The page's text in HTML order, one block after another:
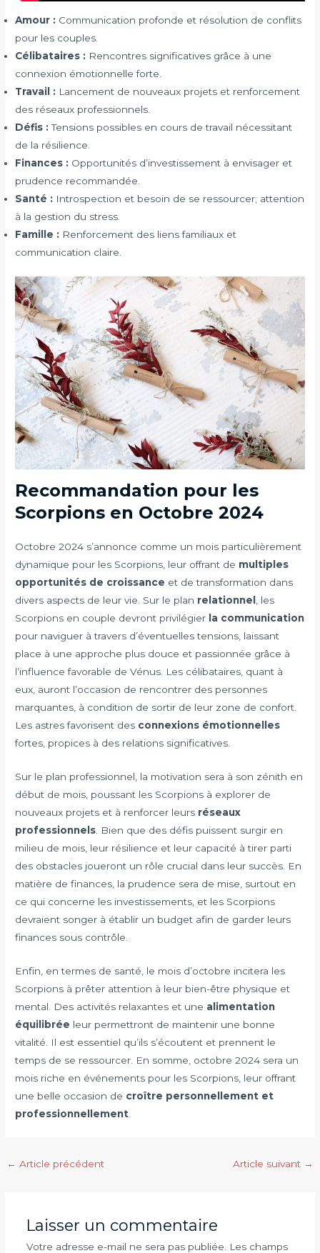
Amour : Communication profonde et résolution de conflits
pour les couples.
Célibataires : Rencontres significatives grâce à une
connexion émotionnelle forte.
Travail : Lancement de nouveaux projets et renforcement
des réseaux professionnels.
Défis : Tensions possibles en cours de travail nécessitant
de la résilience.
Finances : Opportunités d’investissement à envisager et
prudence recommandée.
Santé : Introspection et besoin de se ressourcer; attention
à la gestion du stress.
Famille : Renforcement des liens familiaux et
communication claire.
Recommandation pour les
Scorpions en Octobre 2024
Octobre 2024 s’annonce comme un mois particulièrement
dynamique pour les Scorpions, leur offrant de multiples
opportunités de croissance et de transformation dans
divers aspects de leur vie. Sur le plan relationnel
, les
Scorpions en couple devront privilégier la communication
pour naviguer à travers d’éventuelles tensions, laissant
place à une approche plus douce et passionnée grâce à
l’influence favorable de Vénus. Les célibataires, quant à
eux, auront l’occasion de rencontrer des personnes
marquantes, à condition de sortir de leur zone de confort.
Les astres favorisent des connexions émotionnelles
fortes, propices à des relations significatives.
Sur le plan professionnel, la motivation sera à son zénith en
début de mois, poussant les Scorpions à explorer de
nouveaux projets et à renforcer leurs réseaux
professionnels . Bien que des défis puissent surgir en
milieu de mois, leur résilience et leur capacité à tirer parti
des obstacles joueront un rôle crucial dans leur succès. En
matière de finances, la prudence sera de mise, surtout en
ce qui concerne les investissements, et les Scorpions
devraient songer à établir un budget afin de garder leurs
finances sous contrôle.
Enfin, en termes de santé, le mois d’octobre incitera les
Scorpions à prêter attention à leur bien-être physique et
mental. Des activités relaxantes et une alimentation
équilibrée leur permettront de maintenir une bonne
vitalité. Il est essentiel qu’ils s’écoutent et prennent le
temps de se ressourcer. En somme, octobre 2024 sera un
mois riche en événements pour les Scorpions, leur offrant
une belle occasion de croître personnellement et
professionnellement
Navigation
← Article précédent Article suivant →
Laisser un commentaire
Votre adresse e-mail ne sera pas publiée.
Les champs